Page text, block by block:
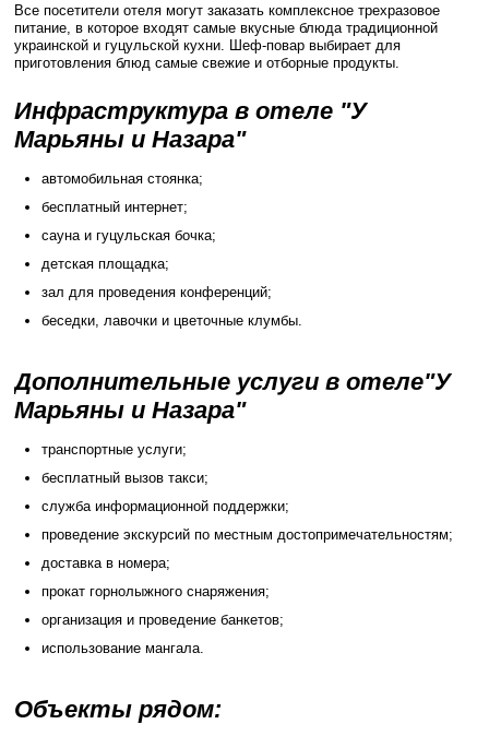
Все посетители отеля могут заказать комплексное трехразовое
питание, в которое входят самые вкусные блюда традиционной
украинской и гуцульской кухни. Шеф-повар выбирает для
приготовления блюд самые свежие и отборные продукты.
Инфраструктура в отеле "У
Марьяны и Назара"
автомобильная стоянка;
бесплатный интернет;
сауна и гуцульская бочка;
детская площадка;
зал для проведения конференций;
беседки, лавочки и цветочные клумбы.
Дополнительные услуги в отеле"У
Марьяны и Назара"
транспортные услуги;
бесплатный вызов такси;
служба информационной поддержки;
проведение экскурсий по местным достопримечательностям;
доставка в номера;
прокат горнолыжного снаряжения;
организация и проведение банкетов;
использование мангала.
Объекты рядом: